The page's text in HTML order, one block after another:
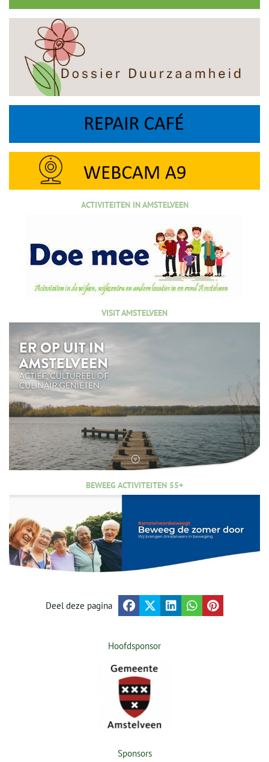
ACTIVITEITEN IN AMSTELVEEN
VISIT AMSTELVEEN
BEWEEG ACTIVITEITEN 55+
Deel deze pagina
Hoofdsponsor
Sponsors